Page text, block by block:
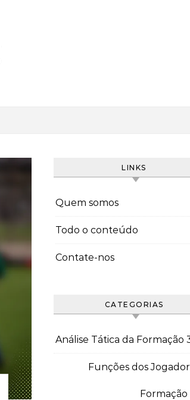
LINKS
Quem somos
Todo o conteúdo
Contate-nos
CATEGORIAS
Análise Tática da Formação
Funções dos
Formação